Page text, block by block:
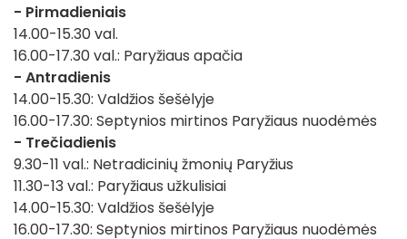
- Pirmadieniais
14.00-15.30 val.
16.00-17.30 val.: Paryžiaus apačia
- Antradienis
14.00-15.30: Valdžios šešėlyje
16.00-17.30: Septynios mirtinos Paryžiaus nuodėmės
- Trečiadienis
9.30-11 val.: Netradicinių žmonių Paryžius
11.30-13 val.: Paryžiaus užkulisiai
14.00-15.30: Valdžios šešėlyje
16.00-17.30: Septynios mirtinos Paryžiaus nuodėmės